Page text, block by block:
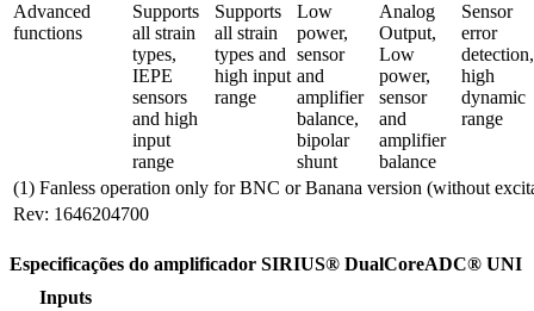
Advanced
functions
Supports
all strain
types,
IEPE
sensors
and high
input
range
Supports
all strain
types and
high input
range
Low
power,
sensor
and
amplifier
balance,
bipolar
shunt
Analog
Output,
Low
power,
sensor
and
amplifier
balance
Sensor
error
detection,
high
dynamic
range
(1) Fanless operation only for BNC or Banana version (without
Rev: 1646204700
Especificações do amplificador SIRIUS® DualCoreADC® UNI
Inputs